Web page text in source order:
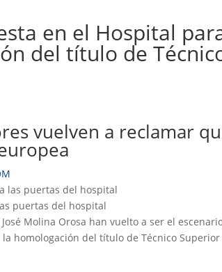
en el Hospital
del título de
vuelven a reclamar
puertas del hospital
Molina Orosa han vuelto a ser el
homologación del título de Técnico